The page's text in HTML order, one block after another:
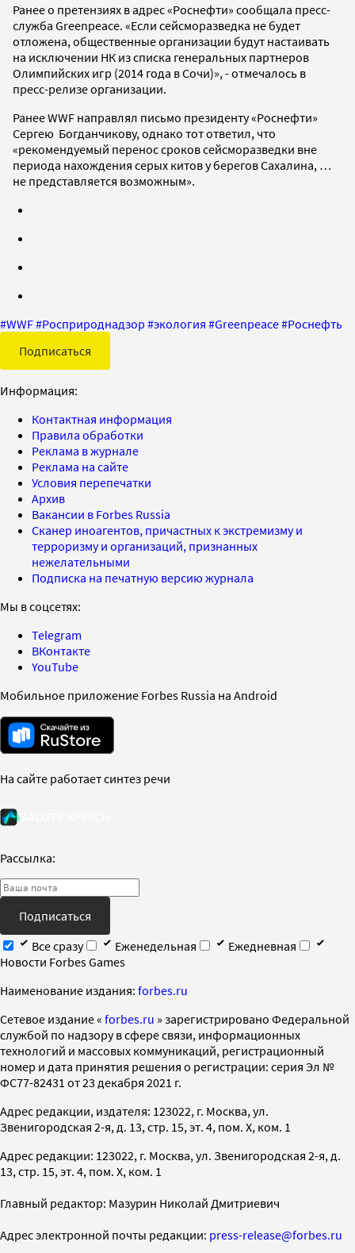
Ранее о претензиях в адрес «Роснефти» сообщала пресс-
служба Greenpeace. «Если сейсморазведка не будет
отложена, общественные организации будут настаивать
на исключении НК из списка генеральных партнеров
Олимпийских игр (2014 года в Сочи)», - отмечалось в
пресс-релизе организации.
Ранее WWF направлял письмо президенту «Роснефти»
Сергею Богданчикову, однако тот ответил, что
«рекомендуемый перенос сроков сейсморазведки вне
периода нахождения серых китов у берегов Сахалина, …
не представляется возможным».
#WWF#Росприроднадзор #экология #Greenpeace#Роснефть
Подписаться
Информация:
Контактная информация
Правила обработки
Реклама в журнале
Реклама на сайте
Условия перепечатки
Архив
Вакансии в Forbes Russia
Сканер иноагентов, причастных к экстремизму и
терроризму и организаций, признанных
нежелательными
Подписка на печатную версию журнала
Мы в соцсетях:
Telegram
ВКонтакте
YouTube
Мобильное приложение Forbes Russia на Android
На сайте работает синтез речи
Рассылка:
Подписаться
Все сразу
Еженедельная
Ежедневная
Новости Forbes Games
Наименование издания: forbes.ru
Cетевое издание « forbes.ru » зарегистрировано Федеральной
службой по надзору в сфере связи, информационных
технологий и массовых коммуникаций, регистрационный
номер и дата принятия решения о регистрации: серия Эл №
ФС77-82431 от 23 декабря 2021 г.
Адрес редакции, издателя: 123022, г. Москва, ул.
Звенигородская 2-я, д. 13, стр. 15, эт. 4, пом. X, ком. 1
Адрес редакции: 123022, г. Москва, ул. Звенигородская 2-я, д.
13, стр. 15, эт. 4, пом. X, ком. 1
Главный редактор: Мазурин Николай Дмитриевич
Адрес электронной почты редакции: press-release@forbes.ru